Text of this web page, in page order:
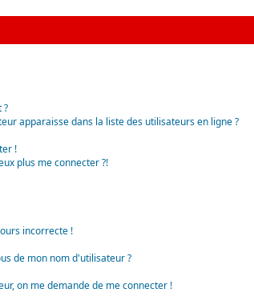
?
apparaisse dans la liste des utilisateurs en ligne ?
!
plus me connecter ?!
incorrecte !
de mon nom d'utilisateur ?
on me demande de me connecter !